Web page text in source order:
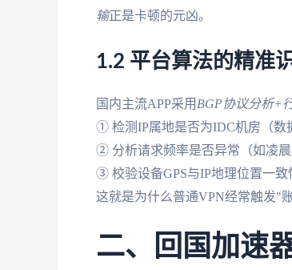
输正是卡顿的元凶。
1.2 平台算法的精准
国内主流APP采用 BGP协议分析+
① 检测IP属地是否为IDC机房（数
② 分析请求频率是否异常（如凌晨
③ 校验设备GPS与IP地理位置一致
这就是为什么普通VPN经常触发"
二、回国加速